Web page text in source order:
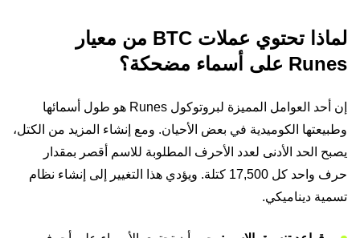
لماذا تحتوي عملات BTC من معيار
Runes على أسماء مضحكة؟
إن أحد العوامل المميزة لبروتوكول Runes هو طول أسمائها
وطبيعتها الكوميدية في بعض الأحيان. ومع إنشاء المزيد من الكتل،
يصبح الحد الأدنى لعدد الأحرف المطلوبة للاسم أقصر بمقدار
حرف واحد كل 17,500 كتلة. ويؤدي هذا التغيير إلى إنشاء نظام
تسمية ديناميكي.